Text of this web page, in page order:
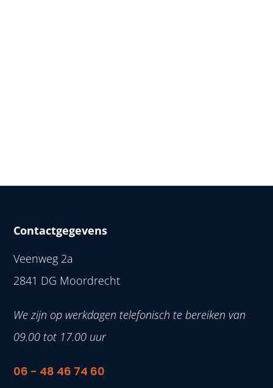
Contactgegevens
Veenweg 2a
2841 DG Moordrecht
We zijn op werkdagen telefonisch te bereiken van
09.00 tot 17.00 uur
06 - 48 46 74 60